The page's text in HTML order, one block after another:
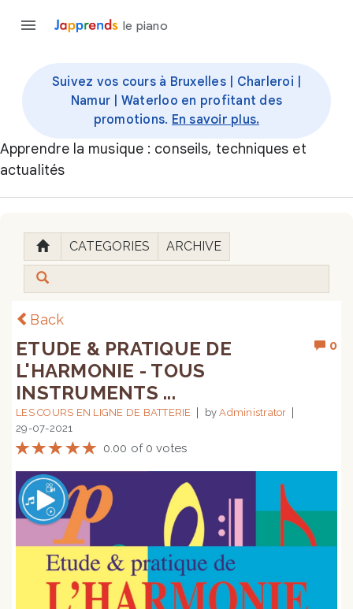
le piano
Suivez vos cours à Bruxelles | Charleroi |
Namur | Waterloo en profitant des
promotions. En savoir plus.
Apprendre la musique : conseils, techniques et
actualités
CATEGORIES ARCHIVE
Back
0
ETUDE & PRATIQUE DE
L'HARMONIE - TOUS
INSTRUMENTS ...
LES COURS EN LIGNE DE BATTERIE byAdministrator
29-07-2021
0.00 of 0 votes